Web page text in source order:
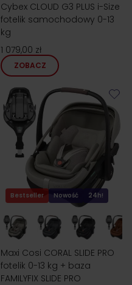
Cybex CLOUD G3 PLUS i-Size
fotelik samochodowy 0-13
kg
1 079,00 zł
ZOBACZ
Bestseller Nowość 24h!
Maxi Cosi CORAL SLIDE PRO
fotelik 0-13 kg + baza
FAMILYFIX SLIDE PRO